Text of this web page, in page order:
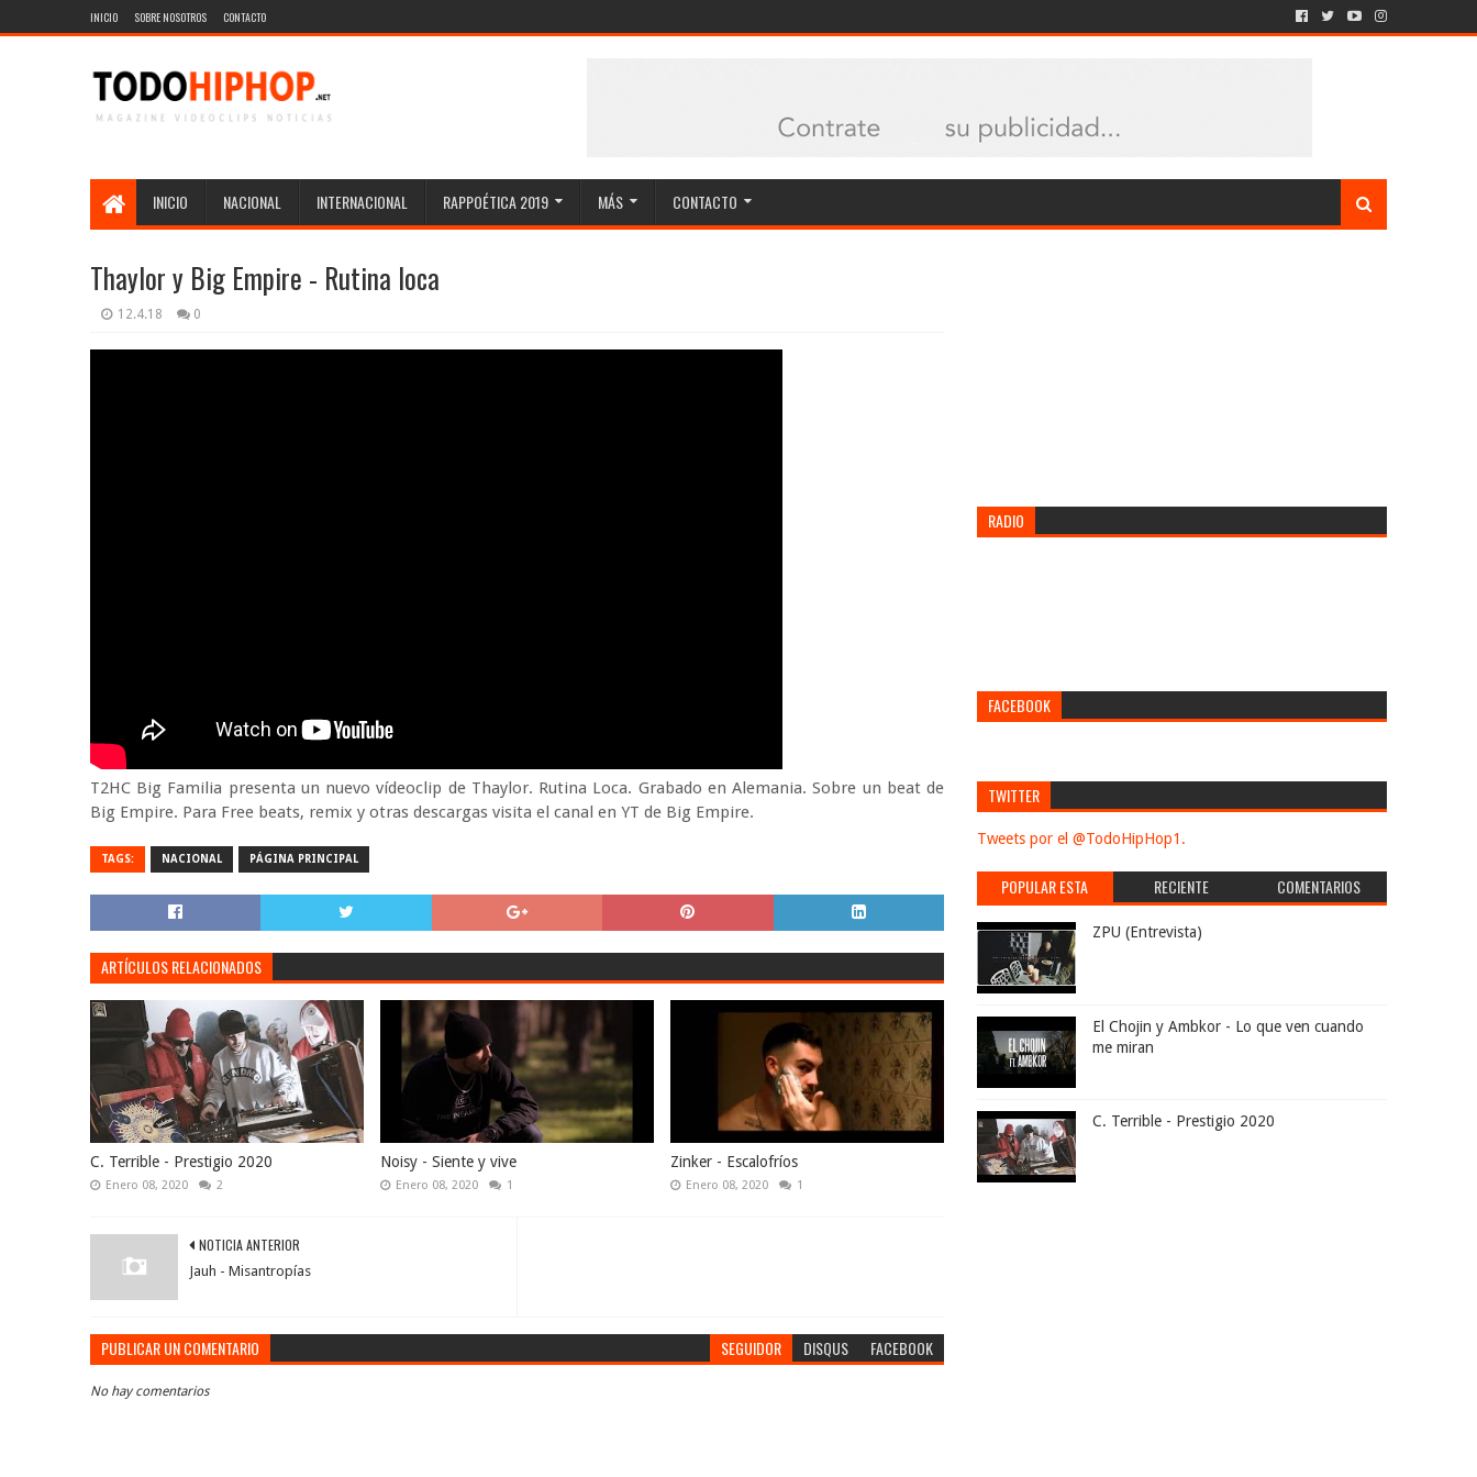
INICIO SOBRE NOSOTROS CONTACTO
INICIO NACIONAL INTERNACIONAL RAPPOÉTICA 2019 MÁS CONTACTO
Thaylor y Big Empire - Rutina loca
12.4.18 0
T2HC Big Familia presenta un nuevo vídeoclip de Thaylor. Rutina Loca. Grabado en Alemania. Sobre un beat de
Big Empire. Para Free beats, remix y otras descargas visita el canal en YT de Big Empire.
TAGS: NACIONAL PÁGINA PRINCIPAL
ARTÍCULOS RELACIONADOS
C. Terrible - Prestigio 2020
Enero 08, 2020 2
Noisy - Siente y vive
Enero 08, 2020 1
Zinker - Escalofríos
Enero 08, 2020 1
NOTICIA ANTERIOR
Jauh - Misantropías
PUBLICAR UN COMENTARIO SEGUIDOR DISQUS FACEBOOK
No hay comentarios
RADIO
FACEBOOK
TWITTER
Tweets por el @TodoHipHop1.
POPULAR ESTA
SEMANA
RECIENTE COMENTARIOS
ZPU (Entrevista)
El Chojin y Ambkor - Lo que ven cuando
me miran
C. Terrible - Prestigio 2020